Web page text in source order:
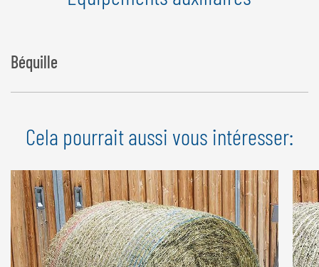
Béquille
Cela pourrait aussi vous intéresser: